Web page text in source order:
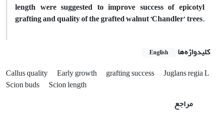
length were suggested to improve success of epicotyl
grafting and quality of the grafted walnut ‘Chandler’ trees.
کلیدواژه‌ها English
Callus quality Early growth grafting success
Juglans regia L
Scion buds
Scion length
مراجع